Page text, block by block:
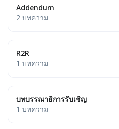
Addendum
2 บทความ
R2R
1 บทความ
บทบรรณาธิการรับเชิญ
1 บทความ